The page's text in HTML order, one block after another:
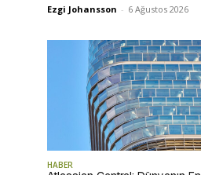
Ezgi Johansson - 6 Ağustos 2026
HABER